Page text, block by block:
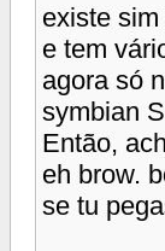
existe
e tem
agora só
symbian
Então,
eh brow.
se tu